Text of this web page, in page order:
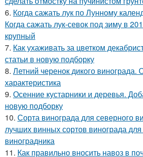
6. Когда сажать лук по Лунному
Когда сажать лук-севок под зиму в
крупный
7. Как ухаживать за цветком
статьи в новую подборку
8. Летний черенок дикого винограда.
характеристика
9. Осенние кустарники и деревья.
новую подборку
10. Сорта винограда для северного
лучших винных сортов винограда
виноградника
11. Как правильно вносить навоз в